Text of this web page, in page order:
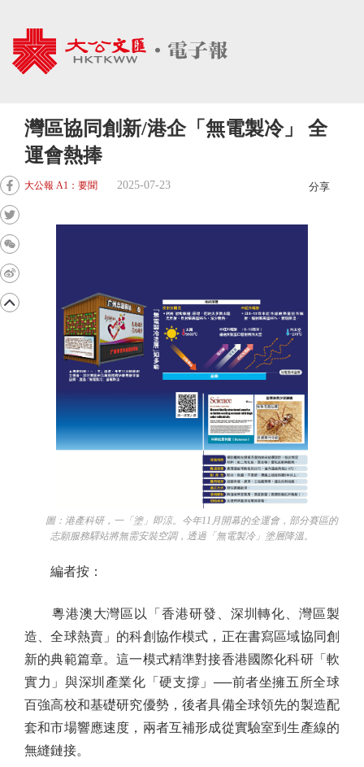
灣區協同創新/港企「無電製冷」 全
運會熱捧
大公報 A1：要聞 2025-07-23 分享
圖：港產科研，一「塗」即涼。今年11月開幕的全運會，部分賽區的
志願服務驛站將無需安裝空調，透過「無電製冷」塗層降溫。
編者按：
粵港澳大灣區以「香港研發、深圳轉化、灣區製
造、全球熱賣」的科創協作模式，正在書寫區域協同創
新的典範篇章。這一模式精準對接香港國際化科研「軟
實力」與深圳產業化「硬支撐」──前者坐擁五所全球
百強高校和基礎研究優勢，後者具備全球領先的製造配
套和市場響應速度，兩者互補形成從實驗室到生產線的
無縫鏈接。